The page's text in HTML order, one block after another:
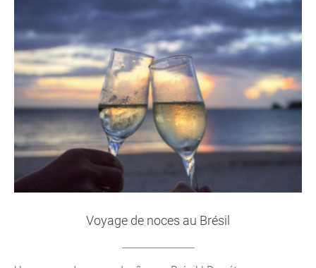
Voyage de noces au Brésil